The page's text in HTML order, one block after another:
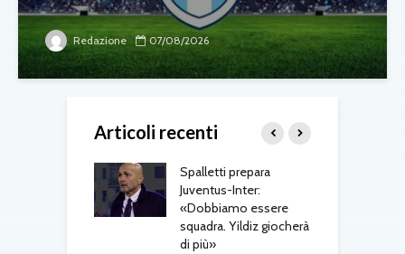
Redazione 07/08/2026
Articoli recenti
Spalletti prepara
Juventus-Inter:
«Dobbiamo essere
squadra. Yildiz giocherà
di più»